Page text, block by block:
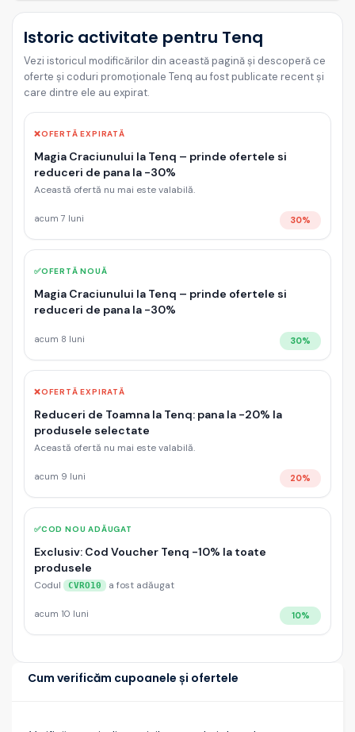
Istoric activitate pentru Tenq
Vezi istoricul modificărilor din această pagină și descoperă ce
oferte și coduri promoționale Tenq au fost publicate recent și
care dintre ele au expirat.
❌OFERTĂ EXPIRATĂ
Magia Craciunului la Tenq – prinde ofertele si
reduceri de pana la -30%
Această ofertă nu mai este valabilă.
acum 7 luni 30%
✅OFERTĂ NOUĂ
Magia Craciunului la Tenq – prinde ofertele si
reduceri de pana la -30%
acum 8 luni 30%
❌OFERTĂ EXPIRATĂ
Reduceri de Toamna la Tenq: pana la -20% la
produsele selectate
Această ofertă nu mai este valabilă.
acum 9 luni 20%
✅COD NOU ADĂUGAT
Exclusiv: Cod Voucher Tenq -10% la toate
produsele
Codul CVRO10 a fost adăugat
acum 10 luni 10%
Cum verificăm cupoanele și ofertele